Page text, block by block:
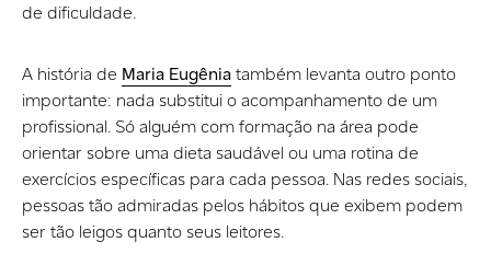
de dificuldade.
A história de Maria Eugêniatambém levanta outro ponto
importante: nada substitui o acompanhamento de um
profissional. Só alguém com formação na área pode
orientar sobre uma dieta saudável ou uma rotina de
exercícios específicas para cada pessoa. Nas redes sociais,
pessoas tão admiradas pelos hábitos que exibem podem
ser tão leigos quanto seus leitores.